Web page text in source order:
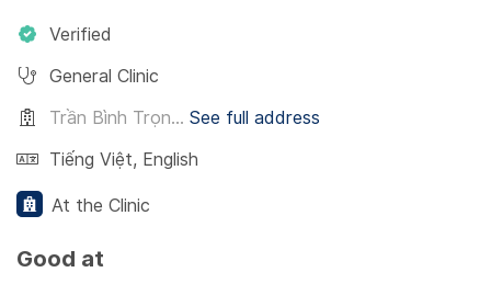
Verified
General Clinic
Trần Bình Trọn... See full address
Tiếng Việt, English
At the Clinic
Good at